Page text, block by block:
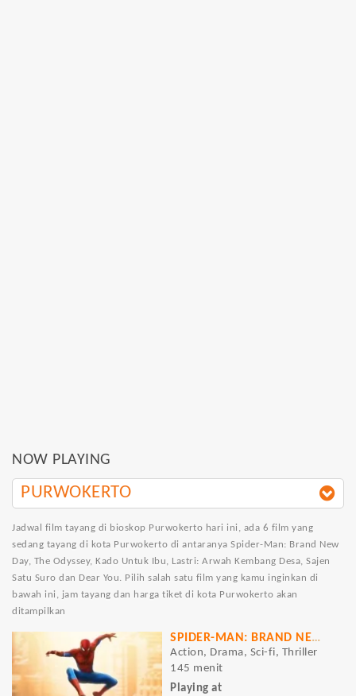
NOW PLAYING
PURWOKERTO
Jadwal film tayang di bioskop Purwokerto hari ini, ada 6 film yang
sedang tayang di kota Purwokerto di antaranya Spider-Man: Brand New
Day, The Odyssey, Kado Untuk Ibu, Lastri: Arwah Kembang Desa, Sajen
Satu Suro dan Dear You. Pilih salah satu film yang kamu inginkan di
bawah ini, jam tayang dan harga tiket di kota Purwokerto akan
ditampilkan
SPIDER-MAN: BRAND NEW DAY
Action, Drama, Sci-fi, Thriller
145 menit
Playing at